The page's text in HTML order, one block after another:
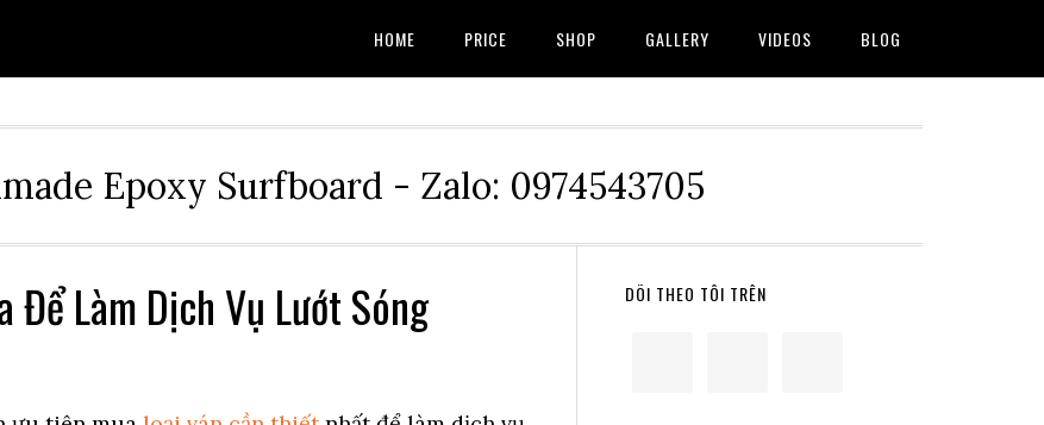
HOME PRICE SHOP GALLERY VIDEOS BLOG
Epoxy Surfboard - Zalo: 0974543705
Để Làm Dịch Vụ Lướt Sóng
Primary
DÕI THEO TÔI TRÊN